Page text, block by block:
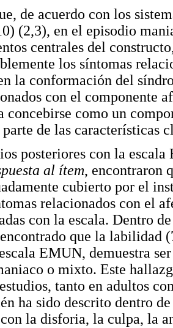
de acuerdo con los
(2,3), en el episodio
centrales del
los síntomas
la conformación del
con el componente
concebirse como un
de las características
posteriores con la
al ítem, encontraron
cubierto por el
relacionados con el
con la escala. Dentro
encontrado que la labilidad
EMUN, demuestra
o mixto. Este
tanto en adultos
ha sido descrito dentro
la disforia, la culpa, la